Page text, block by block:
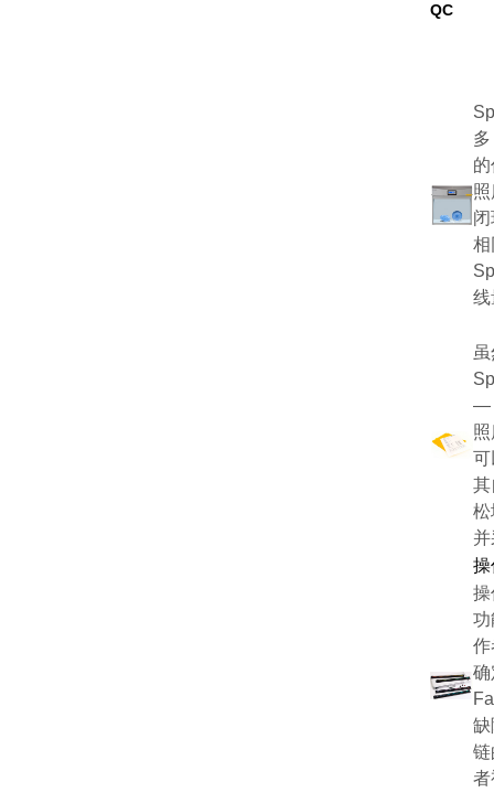
QC
相
线
—
可
其
松
操
操
功
作
确
缺
链
者